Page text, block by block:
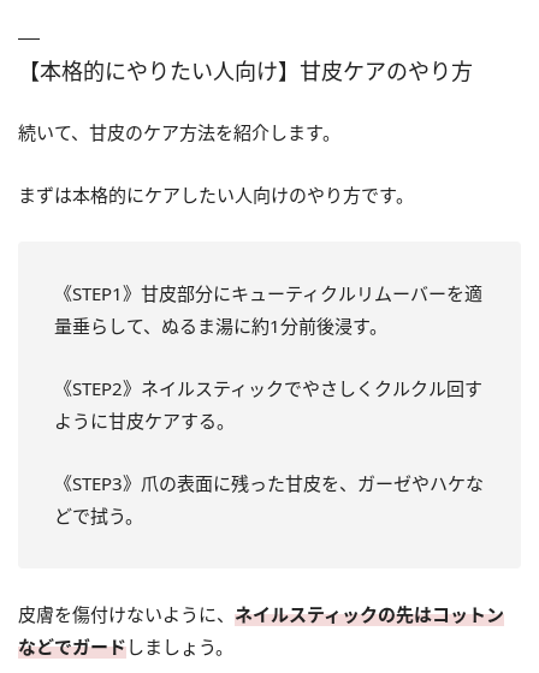
【本格的にやりたい人向け】甘皮ケアのやり方
続いて、甘皮のケア方法を紹介します。
まずは本格的にケアしたい人向けのやり方です。
《STEP1》甘皮部分にキューティクルリムーバーを適
量垂らして、ぬるま湯に約1分前後浸す。
《STEP2》ネイルスティックでやさしくクルクル回す
ように甘皮ケアする。
《STEP3》爪の表面に残った甘皮を、ガーゼやハケな
どで拭う。
皮膚を傷付けないように、 ネイルスティックの先はコットン
などでガードしましょう。